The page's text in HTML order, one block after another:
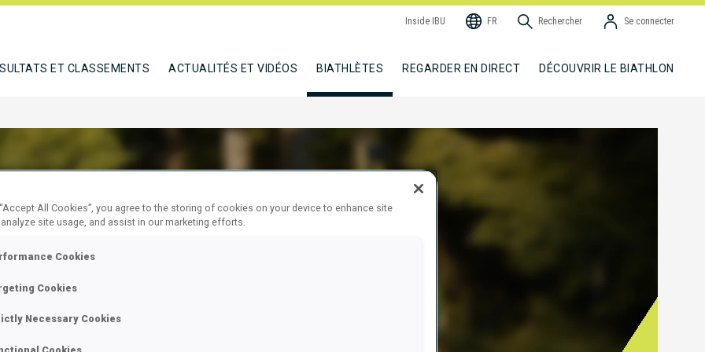
Inside IBU FR Rechercher Se connecter
ET CLASSEMENTS ACTUALITÉS ET VIDÉOS BIATHLÈTES REGARDER EN DIRECT DÉCOUVRIR LE BIATHLON
MAKSIM
All Cookies”, you agree to the storing of cookies on your device to enhance site
site usage, and assist in our marketing efforts.
Cookies
Cookies
Necessary Cookies